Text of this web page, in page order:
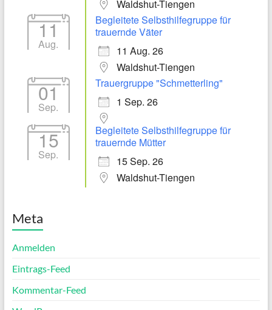
Waldshut-Tiengen
11
Aug.
Begleitete Selbsthilfegruppe für
trauernde Väter
11 Aug. 26
Waldshut-Tiengen
01
Sep.
Trauergruppe "Schmetterling"
1 Sep. 26
15
Sep.
Begleitete Selbsthilfegruppe für
trauernde Mütter
15 Sep. 26
Waldshut-Tiengen
Meta
Anmelden
Eintrags-Feed
Kommentar-Feed